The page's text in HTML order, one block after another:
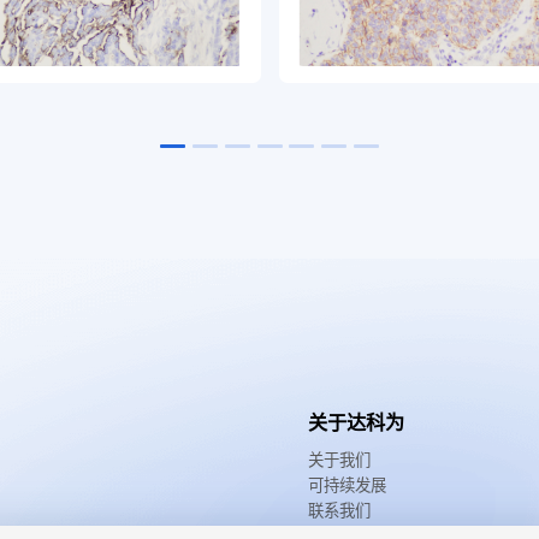
关于达科为
关于我们
可持续发展
联系我们